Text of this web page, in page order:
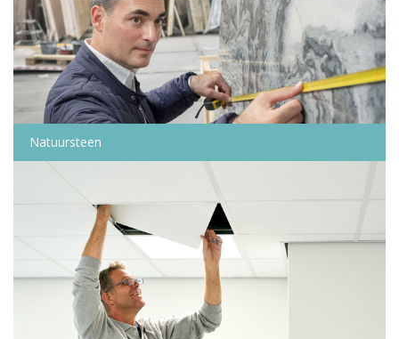
Natuursteen